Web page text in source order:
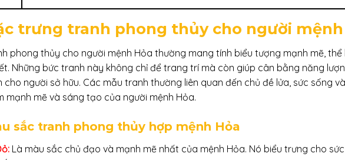
trưng tranh phong thủy cho người mệnh
phong thủy cho người mệnh Hỏa thường mang tính biểu tượng mạnh mẽ,
Những bức tranh này không chỉ để trang trí mà còn giúp cân bằng năng
cho người sở hữu. Các mẫu tranh thường liên quan đến chủ đề lửa, sức sống
mạnh mẽ và sáng tạo của người mệnh Hỏa.
sắc tranh phong thủy hợp mệnh Hỏa
Là màu sắc chủ đạo và mạnh mẽ nhất của mệnh Hỏa. Nó biểu trưng cho